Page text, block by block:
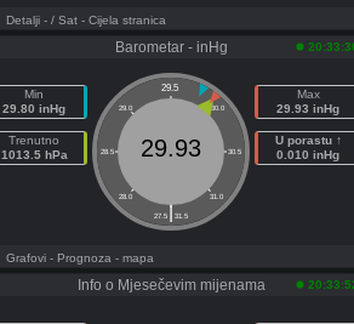
Detalji - / Sat - Cijela stranica
Barometar - inHg
Min
29.80 inHg
Trenutno
1013.5 hPa
29.5
29.0 30.0
28.5 30.5
28.0 31.0
|
27.5 31.5
29.93
Max
29.93 inHg
U porastu ↑
0.010 inHg
Grafovi - Prognoza - mapa
Info o Mjesečevim mijenama